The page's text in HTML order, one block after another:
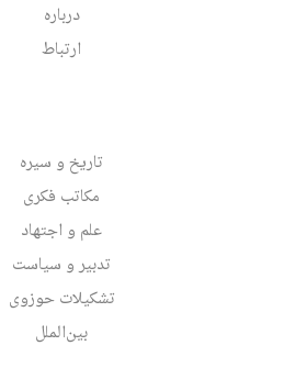
درباره
ارتباط
تاریخ و سیره
مکاتب فکری
علم و اجتهاد
تدبیر و سیاست
تشکیلات حوزوی
بین‌الملل